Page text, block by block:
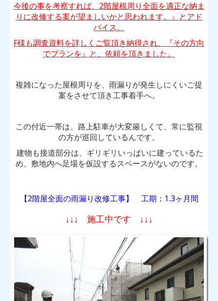
今後の事を考察すれば、2階屋根周り全面を適正な納ま
りに改修する案が望ましいかと思われます。』とアド
バイス。
F様も調査資料を詳しくご覧頂き納得され、『その方向
でプランを』と、依頼を頂きました。
複雑になった屋根周りを、雨漏りが発生しにくいご提
案をさせて頂き工事着手へ。
この付近一帯は、路上駐車が大変厳しくて、常に監視
の方が巡回しているんです。
建物も接道部分は、ギリギリいっぱいに建っているた
め、敷地内へ足場を仮設するスペースがないのです。
【2階屋全面の雨漏り改修工事】 工期：1.3ヶ月間
↓↓↓ 施工中です ↓↓↓